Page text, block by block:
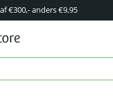
€300,- anders €9,95